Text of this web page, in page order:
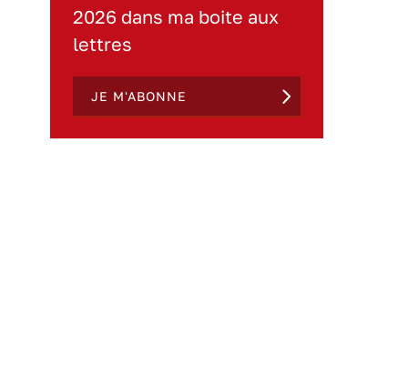
2026 dans ma boite aux
lettres
JE M'ABONNE